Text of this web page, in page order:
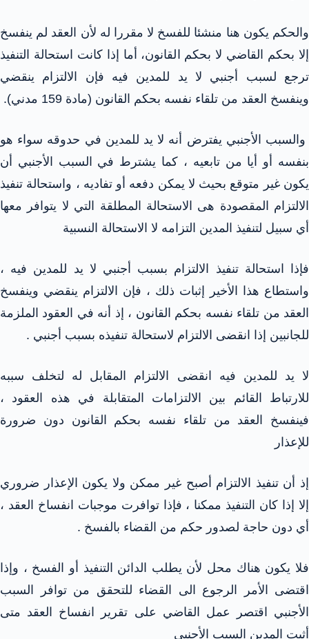
والحكم يكون هنا منشئا للفسخ لا مقررا له لأن العقد لم ينفسخ
إلا بحكم القاضي لا بحكم القانون، أما إذا كانت استحالة التنفيذ
ترجع لسبب أجنبي لا يد للمدين فيه فإن الالتزام ينقضي
وينفسخ العقد من تلقاء نفسه بحكم القانون (مادة 159 مدني).
والسبب الأجنبي يفترض أنه لا يد للمدين في حدوقه سواء هو
بنفسه أو أيا من تابعيه ، كما يشترط في السبب الأجنبي أن
يكون غير متوقع بحيث لا يمكن دفعه أو تفاديه ، واستحالة تنفيذ
الالتزام المقصودة هى الاستحالة المطلقة التي لا يتوافر معها
أي سبيل لتنفيذ المدين التزامه لا الاستحالة النسبية
فإذا استحالة تنفيذ الالتزام بسبب أجنبي لا يد للمدين فيه ،
واستطاع هذا الأخير إثبات ذلك ، فإن الالتزام ينقضي وينفسخ
العقد من تلقاء نفسه بحكم القانون ، إذ أنه في العقود الملزمة
للجانبين إذا انقضى الالتزام لاستحالة تنفيذه بسبب أجنبي .
لا يد للمدين فيه انقضى الالتزام المقابل له لتخلف سببه
للارتباط القائم بين الالتزامات المتقابلة في هذه العقود ،
فينفسخ العقد من تلقاء نفسه بحكم القانون دون ضرورة
للإعذار
إذ أن تنفيذ الالتزام أصبح غير ممكن ولا يكون الإعذار ضروري
إلا إذا كان التنفيذ ممكنا ، فإذا توافرت موجبات انفساخ العقد ،
أي دون حاجة لصدور حكم من القضاء بالفسخ .
فلا يكون هناك محل لأن يطلب الدائن التنفيذ أو الفسخ ، وإذا
اقتضى الأمر الرجوع الى القضاء للتحقق من توافر السبب
الأجنبي اقتصر عمل القاضي على تقرير انفساخ العقد متى
أثبت المدين السبب الأجنبي